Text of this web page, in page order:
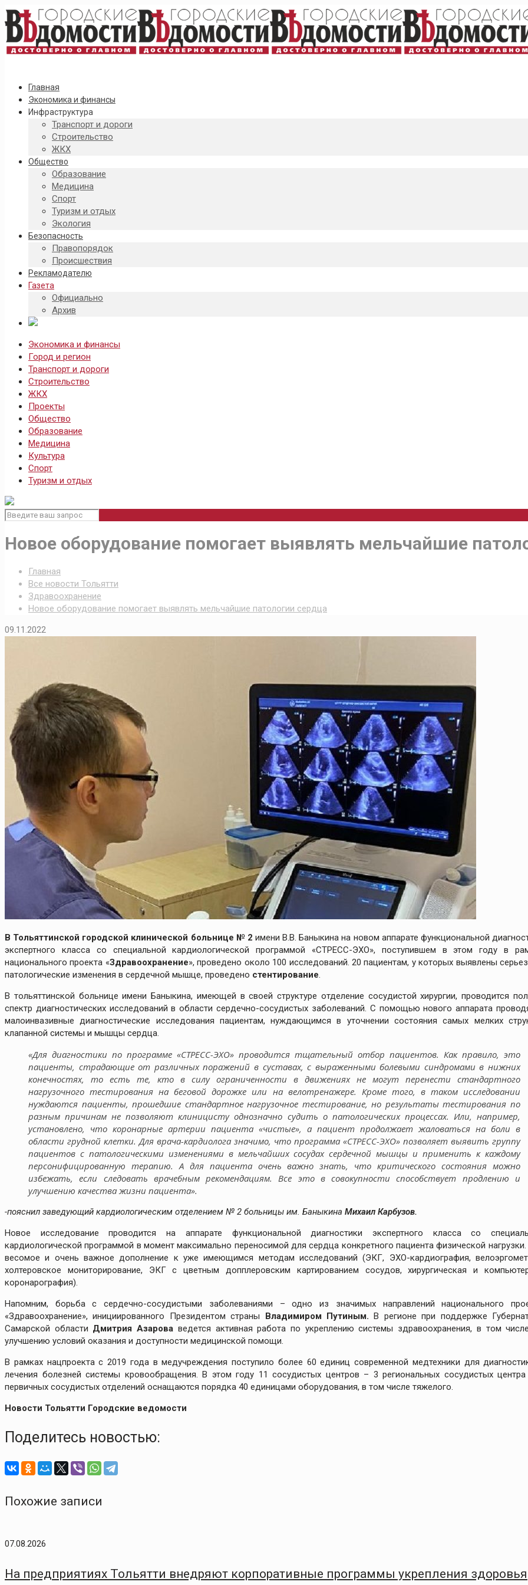
Главная
Экономика и финансы
Инфраструктура
Транспорт и дороги
Строительство
ЖКХ
Общество
Образование
Медицина
Спорт
Туризм и отдых
Экология
Безопасность
Правопорядок
Происшествия
Рекламодателю
Газета
Официально
Архив
Экономика и финансы
Город и регион
Транспорт и дороги
Строительство
ЖКХ
Проекты
Общество
Образование
Медицина
Культура
Спорт
Туризм и отдых
Новое оборудование помогает выявлять мельчайшие
Главная
Все новости Тольятти
Здравоохранение
Новое оборудование помогает выявлять мельчайшие патологии сердца
09.11.2022
В Тольяттинской городской клинической больнице № 2 имени В.В. Баныкина на новом аппарате функциональной
экспертного класса со специальной кардиологической программой «СТРЕСС-ЭХО», поступившем в этом году в
национального проекта «Здравоохранение», проведено около 100 исследований. 20 пациентам, у которых выявлены
патологические изменения в сердечной мышце, проведено стентирование.
В тольяттинской больнице имени Баныкина, имеющей в своей структуре отделение сосудистой хирургии, проводится
спектр диагностических исследований в области сердечно-сосудистых заболеваний. С помощью нового аппарата
малоинвазивные диагностические исследования пациентам, нуждающимся в уточнении состояния самых мелких
клапанной системы и мышцы сердца.
«Для диагностики по программе «СТРЕСС-ЭХО» проводится тщательный отбор пациентов. Как правило, это
пациенты, страдающие от различных поражений в суставах, с выраженными болевыми синдромами в нижних
конечностях, то есть те, кто в силу ограниченности в движениях не могут перенести стандартного
нагрузочного тестирования на беговой дорожке или на велотренажере. Кроме того, в таком исследовании
нуждаются пациенты, прошедшие стандартное нагрузочное тестирование, но результаты тестирования по
разным причинам не позволяют клиницисту однозначно судить о патологических процессах. Или, например,
установлено, что коронарные артерии пациента «чистые», а пациент продолжает жаловаться на боли в
области грудной клетки. Для врача-кардиолога значимо, что программа «СТРЕСС-ЭХО» позволяет выявить группу
пациентов с патологическими изменениями в мельчайших сосудах сердечной мышцы и применить к каждому
персонифицированную терапию. А для пациента очень важно знать, что критического состояния можно
избежать, если следовать врачебным рекомендациям. Все это в совокупности способствует продлению и
улучшению качества жизни пациента».
-пояснил заведующий кардиологическим отделением № 2 больницы им. Баныкина Михаил Карбузов.
Новое исследование проводится на аппарате функциональной диагностики экспертного класса со
кардиологической программой в момент максимально переносимой для сердца конкретного пациента физической
весомое и очень важное дополнение к уже имеющимся методам исследований (ЭКГ, ЭХО-кардиография,
холтеровское мониторирование, ЭКГ с цветным допплеровским картированием сосудов, хирургическая и
коронарография).
Напомним, борьба с сердечно-сосудистыми заболеваниями – одно из значимых направлений национального
«Здравоохранение», инициированного Президентом страны Владимиром Путиным. В регионе при поддержке
Самарской области Дмитрия Азарова ведется активная работа по укреплению системы здравоохранения, в том
улучшению условий оказания и доступности медицинской помощи.
В рамках нацпроекта с 2019 года в медучреждения поступило более 60 единиц современной медтехники для
лечения болезней системы кровообращения. В этом году 11 сосудистых центров – 3 региональных сосудистых
первичных сосудистых отделений оснащаются порядка 40 единицами оборудования, в том числе тяжелого.
Новости Тольятти Городские ведомости
Поделитесь новостью:
Похожие записи
07.08.2026
На предприятиях Тольятти внедряют корпоративные программы укрепления здоровья